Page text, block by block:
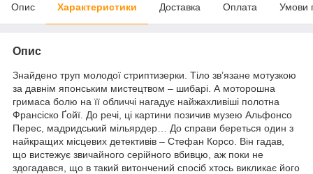
Опис Характеристики Доставка Оплата Умови
Опис
Знайдено труп молодої стриптизерки. Тіло зв’язане мотузкою
за давнім японським мистецтвом – шибарі. А моторошна
гримаса болю на її обличчі нагадує найжахливіші полотна
Франсіско Ґойї. До речі, ці картини позичив музею Альфонсо
Перес, мадридський мільярдер… До справи береться один з
найкращих місцевих детективів – Стефан Корсо. Він гадав,
що вистежує звичайного серійного вбивцю, аж поки не
здогадався, що в такий витончений спосіб хтось викликає його